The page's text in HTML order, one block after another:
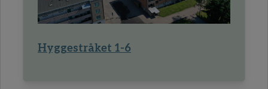
Hyggestråket 1-6